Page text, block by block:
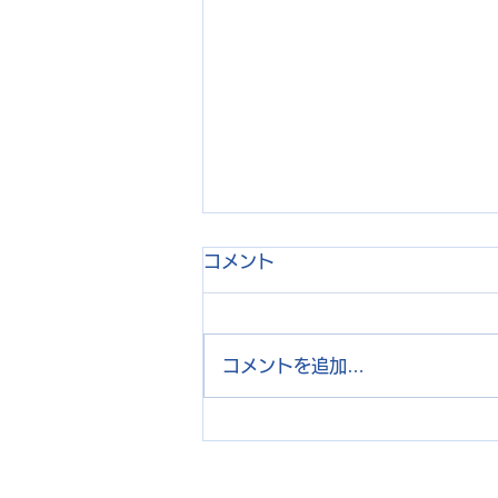
JETROのGlabal Startup
コメント
コメントを追加…